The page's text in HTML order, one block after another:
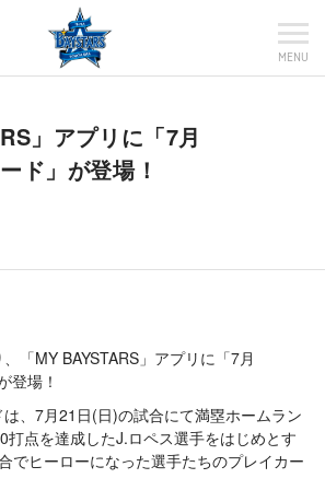
MENU
」アプリに「7月
ド」が登場！
「MY BAYSTARS」アプリに「7月
登場！
、7月21日(日)の試合にて満塁ホームラン
打点を達成したJ.ロペス選手をはじめとす
でヒーローになった選手たちのプレイカー